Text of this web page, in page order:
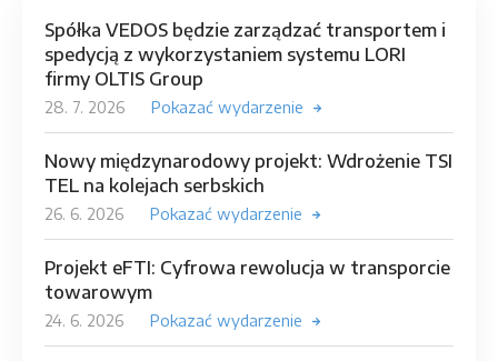
Spółka VEDOS będzie zarządzać transportem i
spedycją z wykorzystaniem systemu LORI
firmy OLTIS Group
28. 7. 2026 Pokazać wydarzenie
Nowy międzynarodowy projekt: Wdrożenie TSI
TEL na kolejach serbskich
26. 6. 2026 Pokazać wydarzenie
Projekt eFTI: Cyfrowa rewolucja w transporcie
towarowym
24. 6. 2026 Pokazać wydarzenie